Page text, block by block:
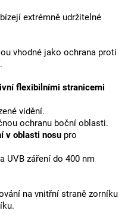
extrémně udržitelné
vhodné jako ochrana proti
.
flexibilními stranicemi
vidění.
ochranu boční oblasti.
v oblasti nosu pro
UVB záření do 400 nm
na vnitřní straně zorníku